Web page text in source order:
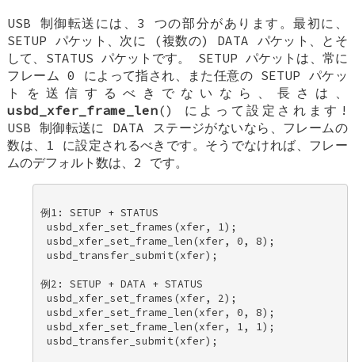
USB 制御転送には、3 つの部分があります。最初に、
SETUP パケット、次に (複数の) DATA パケット、とそ
して、STATUS パケットです。 SETUP パケットは、常に
フレーム 0 によって指され、また任意の SETUP パケッ
トを送信するべきでないなら、長さは、
usbd_xfer_frame_len() によって設定されます!
USB 制御転送に DATA ステージがないなら、フレームの
数は、1 に設定されるべきです。そうでなければ、フレー
ムのデフォルト数は、2 です。
例1: SETUP + STATUS
usbd_xfer_set_frames(xfer, 1);
usbd_xfer_set_frame_len(xfer, 0, 8);
usbd_transfer_submit(xfer);
例2: SETUP + DATA + STATUS
usbd_xfer_set_frames(xfer, 2);
usbd_xfer_set_frame_len(xfer, 0, 8);
usbd_xfer_set_frame_len(xfer, 1, 1);
usbd_transfer_submit(xfer);